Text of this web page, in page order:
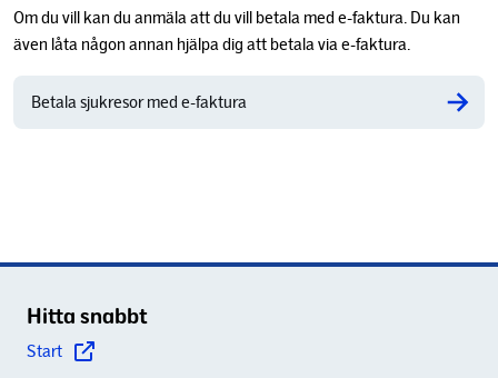
Om du vill kan du anmäla att du vill betala med e-faktura. Du kan
även låta någon annan hjälpa dig att betala via e-faktura.
Betala sjukresor med e-faktura
Hitta snabbt
Start